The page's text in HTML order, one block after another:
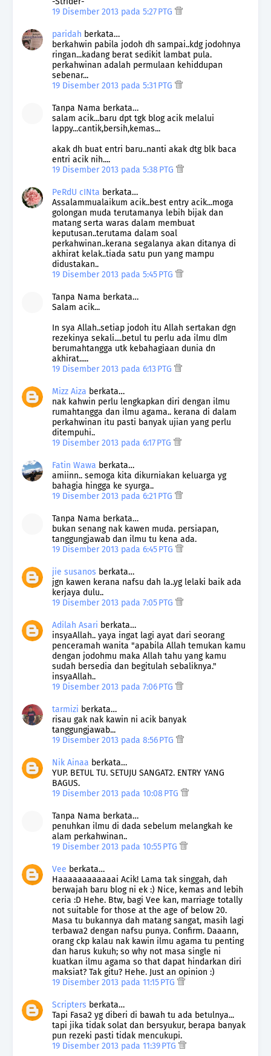
19 Disember 2013 pada 5:27 PTG
paridah berkata…
berkahwin pabila jodoh dh sampai..kdg jodohnya
ringan...kadang berat sedikit lambat pula.
perkahwinan adalah permulaan kehiddupan
sebenar...
19 Disember 2013 pada 5:31 PTG
Tanpa Nama berkata…
salam acik...baru dpt tgk blog acik melalui
lappy...cantik,bersih,kemas...
akak dh buat entri baru..nanti akak dtg blk baca
entri acik nih....
19 Disember 2013 pada 5:38 PTG
PeRdU cINta berkata…
Assalammualaikum acik..best entry acik...moga
golongan muda terutamanya lebih bijak dan
matang serta waras dalam membuat
keputusan..terutama dalam soal
perkahwinan..kerana segalanya akan ditanya di
akhirat kelak..tiada satu pun yang mampu
didustakan..
19 Disember 2013 pada 5:45 PTG
Tanpa Nama berkata…
Salam acik...
In sya Allah..setiap jodoh itu Allah sertakan dgn
rezekinya sekali....betul tu perlu ada ilmu dlm
berumahtangga utk kebahagiaan dunia dn
akhirat.....
19 Disember 2013 pada 6:13 PTG
Mizz Aiza berkata…
nak kahwin perlu lengkapkan diri dengan ilmu
rumahtangga dan ilmu agama.. kerana di dalam
perkahwinan itu pasti banyak ujian yang perlu
ditempuhi..
19 Disember 2013 pada 6:17 PTG
Fatin Wawa berkata…
amiinn.. semoga kita dikurniakan keluarga yg
bahagia hingga ke syurga..
19 Disember 2013 pada 6:21 PTG
Tanpa Nama berkata…
bukan senang nak kawen muda. persiapan,
tanggungjawab dan ilmu tu kena ada.
19 Disember 2013 pada 6:45 PTG
jie susanos berkata…
jgn kawen kerana nafsu dah la..yg lelaki baik ada
kerjaya dulu..
19 Disember 2013 pada 7:05 PTG
Adilah Asari berkata…
insyaAllah.. yaya ingat lagi ayat dari seorang
penceramah wanita "apabila Allah temukan kamu
dengan jodohmu maka Allah tahu yang kamu
sudah bersedia dan begitulah sebaliknya."
insyaAllah..
19 Disember 2013 pada 7:06 PTG
tarmizi berkata…
risau gak nak kawin ni acik banyak
tanggungjawab...
19 Disember 2013 pada 8:56 PTG
Nik Ainaa berkata…
YUP. BETUL TU. SETUJU SANGAT2. ENTRY YANG
BAGUS.
19 Disember 2013 pada 10:08 PTG
Tanpa Nama berkata…
penuhkan ilmu di dada sebelum melangkah ke
alam perkahwinan..
19 Disember 2013 pada 10:55 PTG
Vee berkata…
Haaaaaaaaaaaai Acik! Lama tak singgah, dah
berwajah baru blog ni ek :) Nice, kemas and lebih
ceria :D Hehe. Btw, bagi Vee kan, marriage totally
not suitable for those at the age of below 20.
Masa tu bukannya dah matang sangat, masih lagi
terbawa2 dengan nafsu punya. Confirm. Daaann,
orang ckp kalau nak kawin ilmu agama tu penting
dan harus kukuh; so why not masa single ni
kuatkan ilmu agama so that dapat hindarkan diri
maksiat? Tak gitu? Hehe. Just an opinion :)
19 Disember 2013 pada 11:15 PTG
Scripters berkata…
Tapi Fasa2 yg diberi di bawah tu ada betulnya...
tapi jika tidak solat dan bersyukur, berapa banyak
pun rezeki pasti tidak mencukupi.
19 Disember 2013 pada 11:39 PTG